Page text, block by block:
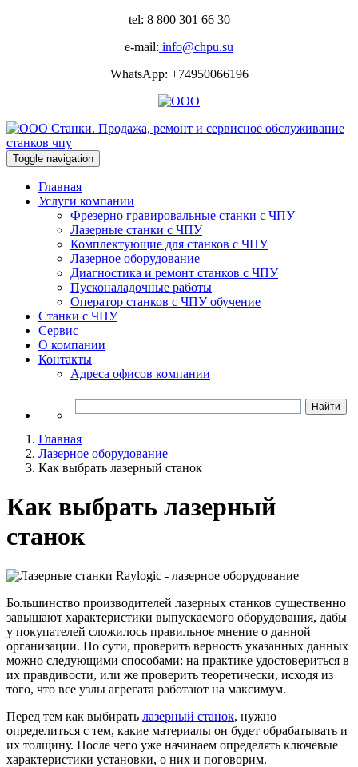
tel: 8 800 301 66 30
e-mail: info@chpu.su
WhatsApp: +74950066196
Toggle navigation
Главная
Услуги компании
Фрезерно гравировальные станки с ЧПУ
Лазерные станки с ЧПУ
Комплектующие для станков с ЧПУ
Лазерное оборудование
Диагностика и ремонт станков с ЧПУ
Пусконаладочные работы
Оператор станков с ЧПУ обучение
Станки с ЧПУ
Сервис
О компании
Контакты
Адреса офисов компании
Главная
Лазерное оборудование
Как выбрать лазерный станок
Как выбрать лазерный
станок
Большинство производителей лазерных станков существенно
завышают характеристики выпускаемого оборудования, дабы
у покупателей сложилось правильное мнение о данной
организации. По сути, проверить верность указанных данных
можно следующими способами: на практике удостовериться в
их правдивости, или же проверить теоретически, исходя из
того, что все узлы агрегата работают на максимум.
Перед тем как выбирать лазерный станок, нужно
определиться с тем, какие материалы он будет обрабатывать и
их толщину. После чего уже начинаем определять ключевые
характеристики установки, о них и поговорим.